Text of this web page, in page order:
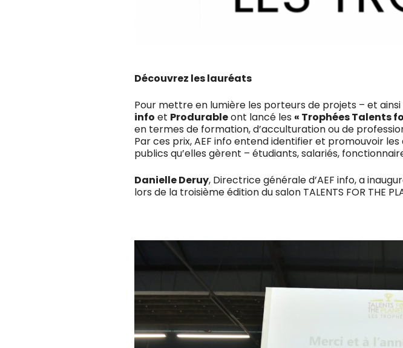
Découvrez les lauréats
Pour mettre en lumière les porteurs de projets – et
info et Produrableont lancé les « Trophées Talents
en termes de formation, d’acculturation ou de
Par ces prix, AEF info entend identifier et promouvoir
publics qu’elles gèrent – étudiants, salariés,
Danielle Deruy, Directrice générale d’AEF info, a
lors de la troisième édition du salon TALENTS FOR THE